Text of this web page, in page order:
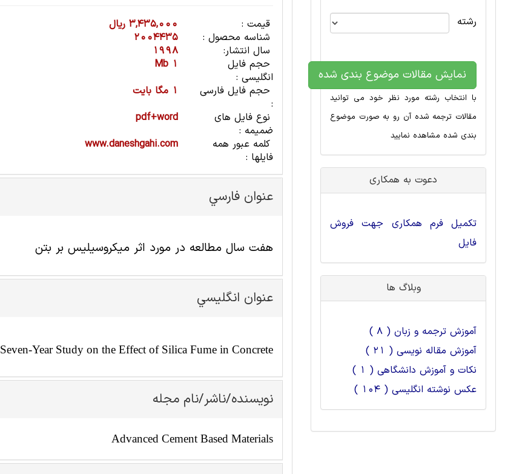
قیمت :
3,435,000 ریال
شناسه محصول :
2004435
سال انتشار:
1998
حجم فایل
انگلیسی :
1 Mb
حجم فایل فارسی
:
1 مگا بایت
نوع فایل های
ضمیمه :
pdf+word
کلمه عبور همه
فایلها :
www.daneshgahi.com
عنوان فارسي
هفت سال مطالعه در مورد اثر میکروسیلیس بر بتن
عنوان انگليسي
Seven-Year Study on the Effect of Silica Fume in Concrete
نویسنده/ناشر/نام مجله
Advanced Cement Based Materials
رشته
نمایش مقالات موضوع بندی شده
با انتخاب رشته مورد نظر خود می توانید
مقالات ترجمه شده آن رو به صورت موضوع
بندی شده مشاهده نمایید
دعوت به همکاری
تکمیل فرم همکاری جهت فروش
فایل
وبلاگ ها
آموزش ترجمه و زبان ( 8 )
آموزش مقاله نویسی ( 21 )
نکات و آموزش دانشگاهی ( 1 )
عکس نوشته انگلیسی ( 104 )